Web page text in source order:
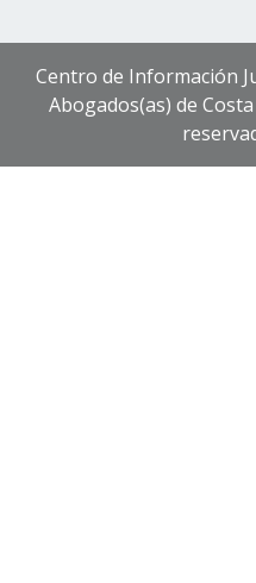
Centro de Información
Abogados(as) de